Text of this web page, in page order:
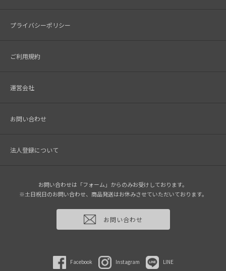
プライバシーポリシー
ご利用規約
運営会社
お問い合わせ
法人登録について
お問い合わせは「フォーム」からのみお受けしております。
※土日祝日のお問い合わせ、商品発送はお休みさせていただいております。
お問い合わせ
Facebook Instagram LINE